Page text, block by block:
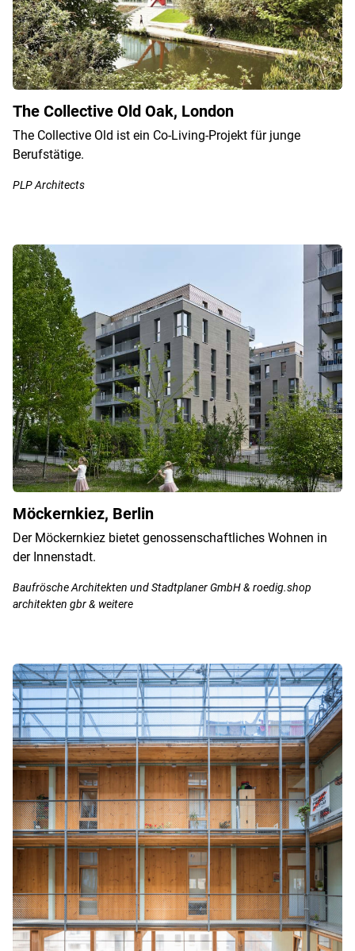
The Collective Old Oak, London
The Collective Old ist ein Co-Living-Projekt für junge
Berufstätige.
PLP Architects
Möckernkiez, Berlin
Der Möckernkiez bietet genossenschaftliches Wohnen in
der Innenstadt.
Baufrösche Architekten und Stadtplaner GmbH & roedig.shop
architekten gbr & weitere